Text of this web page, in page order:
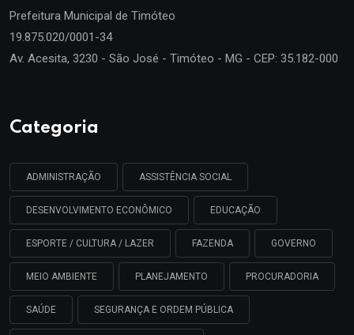
Prefeitura Municipal de Timóteo
19.875.020/0001-34
Av. Acesita, 3230 - São José - Timóteo - MG - CEP: 35.182-000
Categoria
ADMINISTRAÇÃO ASSISTÊNCIA SOCIAL
DESENVOLVIMENTO ECONÔMICO EDUCAÇÃO
ESPORTE / CULTURA / LAZER FAZENDA GOVERNO
MEIO AMBIENTE PLANEJAMENTO PROCURADORIA
SAÚDE SEGURANÇA E ORDEM PÚBLICA